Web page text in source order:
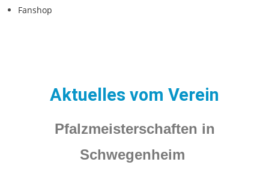
Fanshop
Aktuelles vom Verein
Pfalzmeisterschaften in
Schwegenheim